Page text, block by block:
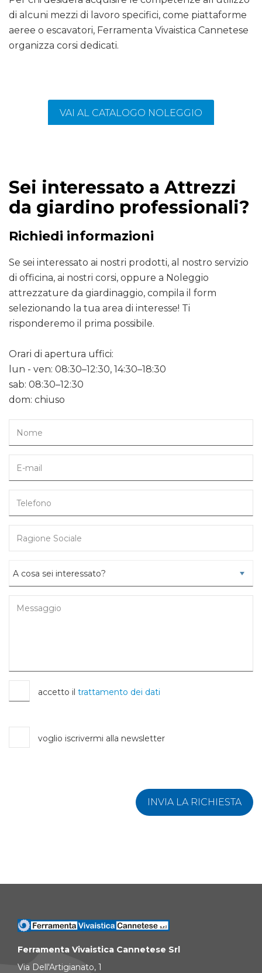
di alcuni mezzi di lavoro specifici, come piattaforme
aeree o escavatori, Ferramenta Vivaistica Cannetese
organizza corsi dedicati.
VAI AL CATALOGO NOLEGGIO
Sei interessato a Attrezzi
da giardino professionali?
Richiedi informazioni
Se sei interessato ai nostri prodotti, al nostro servizio
di officina, ai nostri corsi, oppure a Noleggio
attrezzature da giardinaggio, compila il form
selezionando la tua area di interesse! Ti
risponderemo il prima possibile.
Orari di apertura uffici:
lun - ven: 08:30–12:30, 14:30–18:30
sab: 08:30–12:30
dom: chiuso
accetto il trattamento dei dati
voglio iscrivermi alla newsletter
INVIA LA RICHIESTA
Ferramenta Vivaistica Cannetese Srl
Via Dell'Artigianato, 1